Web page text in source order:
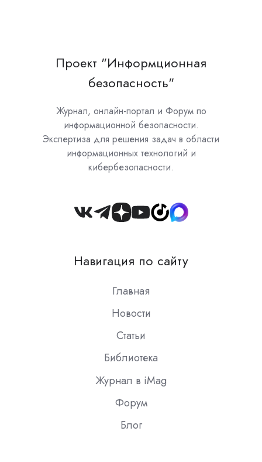
Проект "Информционная
безопасность"
Журнал, онлайн-портал и Форум по
информационной безопасности.
Экспертиза для решения задач в области
информационных технологий и
кибербезопасности.
Join
Slack
Навигация по сайту
Главная
Новости
Статьи
Библиотека
Журнал в iMag
Форум
Блог